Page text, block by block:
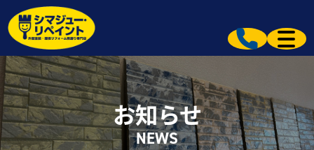
お知らせ
NEWS